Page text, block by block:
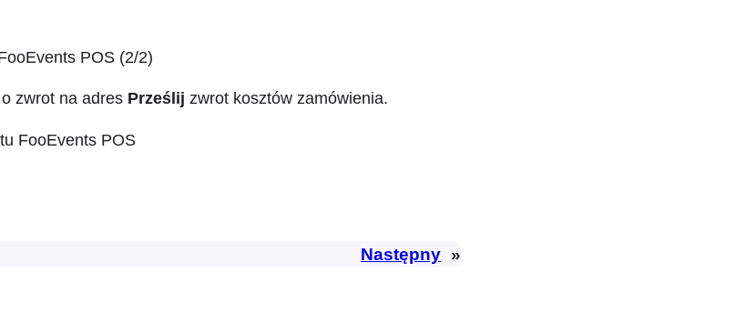
zwrot na adres Prześlij zwrot kosztów zamówienia.
Następny »